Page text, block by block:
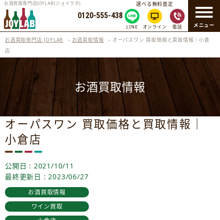
メニュー
お酒買取専門店JOYLAB(ジョイラボ)
0120-555-438
選べる無料査定
LINE オンライン 電話
お酒買取専門店 JOYLAB › お酒買取情報 › オーパスワン 買取価格と買取情報｜小倉
店
お酒買取情報
オーパスワン 買取価格と買取情報｜
小倉店
公開日 : 2021/10/11
最終更新日 : 2023/06/27
お酒買取情報
ワイン買取